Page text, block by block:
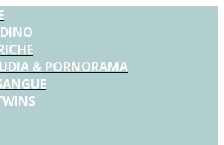
& PORNORAMA